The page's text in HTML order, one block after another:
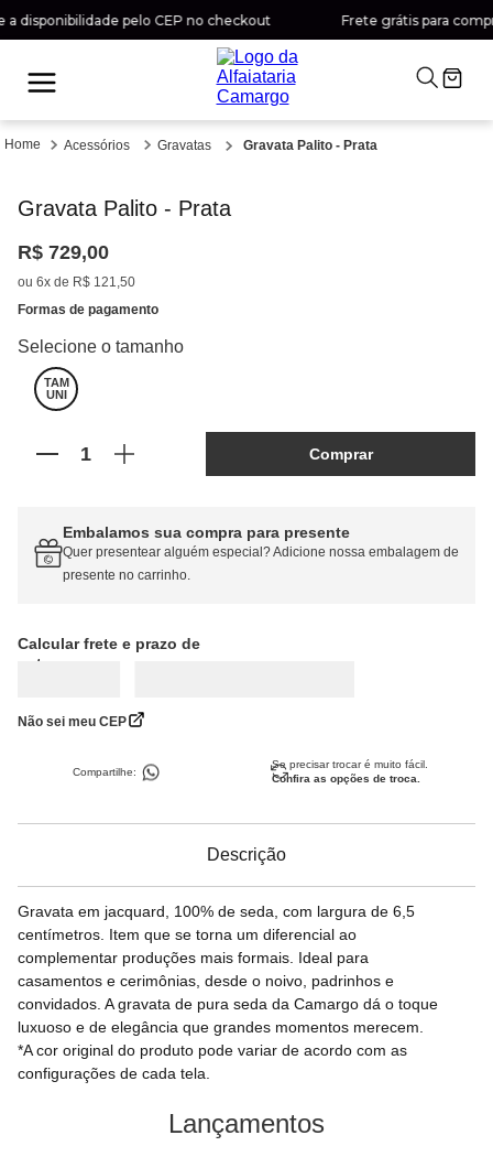
pelo CEP no checkout Frete grátis para
Acessórios Gravatas Gravata Palito - Prata
Gravata Palito - Prata
R$ 729,00
ou 6x de R$ 121,50
Formas de pagamento
TAM
UNI
Comprar
Embalamos sua compra para presente
Quer presentear alguém especial? Adicione nossa embalagem de
presente no carrinho.
Calcular frete
Não sei meu CEP
Compartilhe:
Se precisar trocar é muito fácil.
Confira as opções de troca.
Descrição
Gravata em jacquard, 100% de seda, com largura de 6,5
centímetros. Item que se torna um diferencial ao
complementar produções mais formais. Ideal para
casamentos e cerimônias, desde o noivo, padrinhos e
convidados. A gravata de pura seda da Camargo dá o toque
luxuoso e de elegância que grandes momentos merecem.
*A cor original do produto pode variar de acordo com as
configurações de cada tela.
Lançamentos